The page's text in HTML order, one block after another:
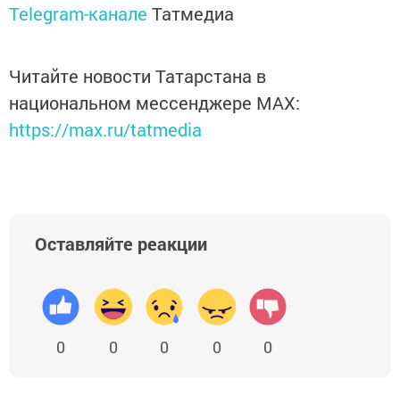
Telegram-канале Татмедиа
Читайте новости Татарстана в
национальном мессенджере MАХ:
https://max.ru/tatmedia
Оставляйте реакции
0 0 0 0 0